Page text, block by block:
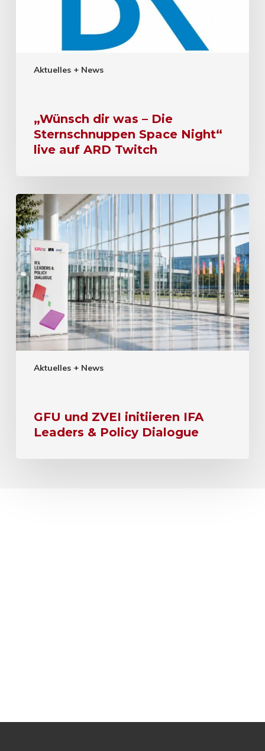
Aktuelles + News
„Wünsch dir was – Die
Sternschnuppen Space Night“
live auf ARD Twitch
Aktuelles + News
GFU und ZVEI initiieren IFA
Leaders & Policy Dialogue